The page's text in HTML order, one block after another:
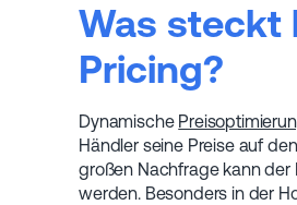
Was steckt
Pricing?
Dynamische
Händler seine Preise auf
großen Nachfrage kann
werden. Besonders in der